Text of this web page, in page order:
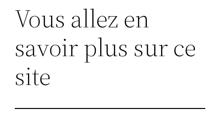
Vous allez en
savoir plus sur ce
site